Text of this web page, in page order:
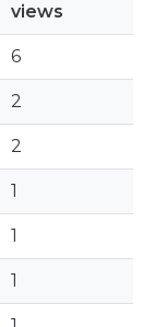
views
6
2
2
1
1
1